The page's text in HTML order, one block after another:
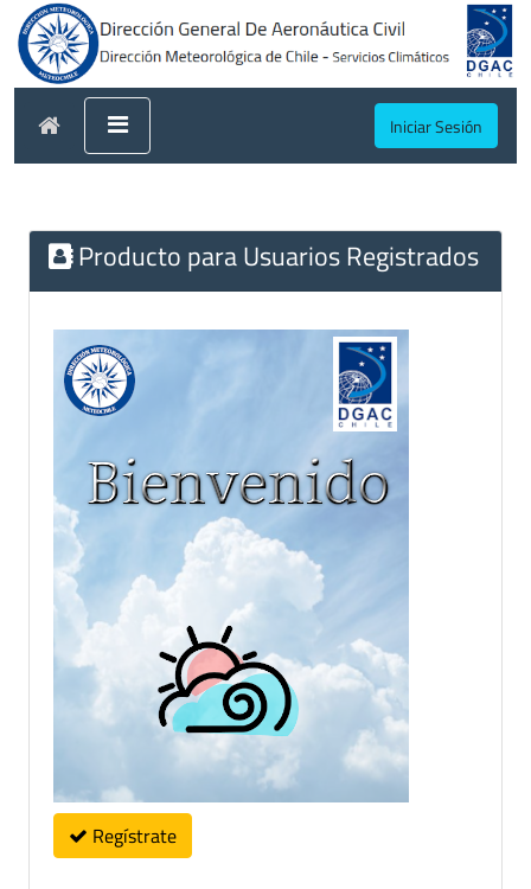
Iniciar Sesión
Producto para Usuarios Registrados
Regístrate